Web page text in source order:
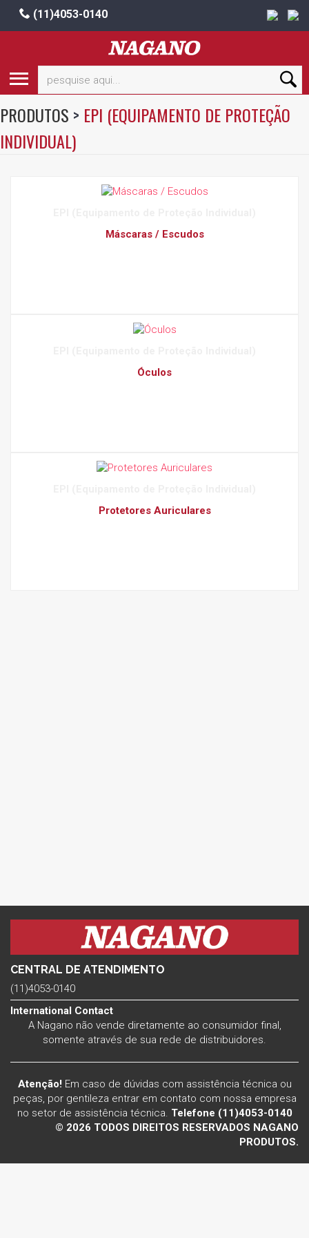
(11)4053-0140
PRODUTOS > EPI (EQUIPAMENTO DE PROTEÇÃO
INDIVIDUAL)
Máscaras / Escudos
Óculos
Protetores Auriculares
CENTRAL DE ATENDIMENTO
(11)4053-0140
International Contact
A Nagano não vende diretamente ao consumidor final,
somente através de sua rede de distribuidores.
Atenção! Em caso de dúvidas com assistência técnica ou
peças, por gentileza entrar em contato com nossa empresa
no setor de assistência técnica. Telefone (11)4053-0140
© 2026 TODOS DIREITOS RESERVADOS NAGANO
PRODUTOS.